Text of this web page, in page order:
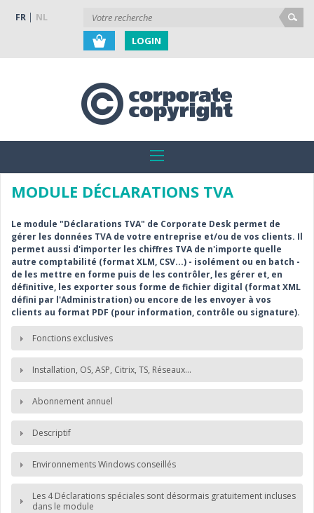
FR NL
LOGIN
MODULE DÉCLARATIONS TVA
Le module "Déclarations TVA" de Corporate Desk permet de
gérer les données TVA de votre entreprise et/ou de vos clients. Il
permet aussi d'importer les chiffres TVA de n'importe quelle
autre comptabilité (format XLM, CSV...) - isolément ou en batch -
de les mettre en forme puis de les contrôler, les gérer et, en
définitive, les exporter sous forme de fichier digital (format XML
défini par l'Administration) ou encore de les envoyer à vos
clients au format PDF (pour information, contrôle ou signature).
Fonctions exclusives
Installation, OS, ASP, Citrix, TS, Réseaux...
Abonnement annuel
Descriptif
Environnements Windows conseillés
Les 4 Déclarations spéciales sont désormais gratuitement incluses
dans le module